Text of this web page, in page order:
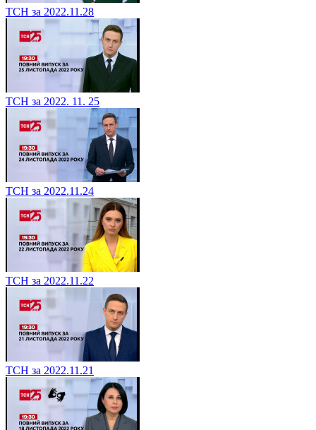
ТСН за 2022.11.28
ТСН за 2022. 11. 25
ТСН за 2022.11.24
ТСН за 2022.11.22
ТСН за 2022.11.21